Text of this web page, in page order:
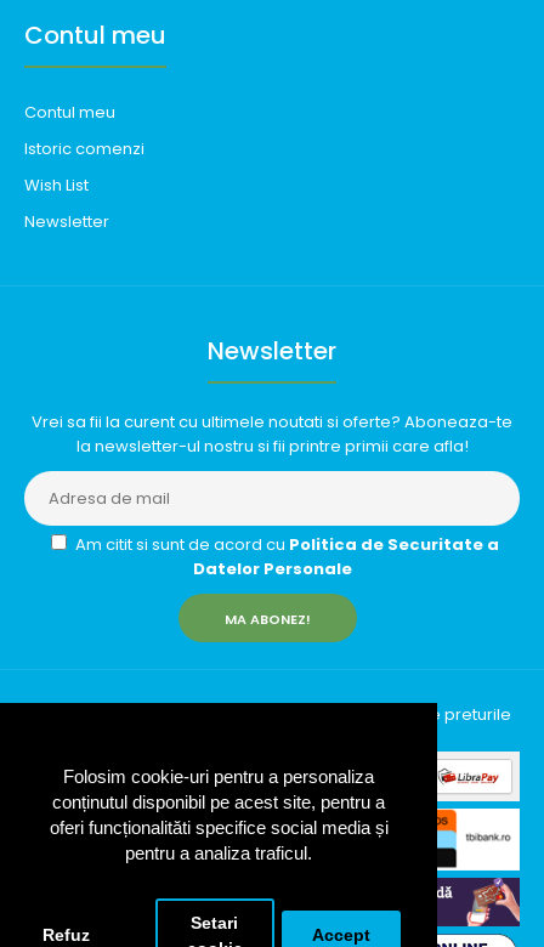
Folosim cookie-uri pentru a personaliza
conținutul disponibil pe acest site, pentru a
oferi funcționalităti specifice social media și
pentru a analiza traficul.
Refuz
Setari
Accept
Contul meu
Contul meu
Istoric comenzi
Wish List
Newsletter
Newsletter
Vrei sa fii la curent cu ultimele noutati si oferte? Aboneaza-te
la newsletter-ul nostru si fii printre primii care afla!
Am citit si sunt de acord cu Politica de Securitate a
Datelor Personale
MA ABONEZ!
InfinityRun © 2026 Toate drepturile rezervate | Toate preturile